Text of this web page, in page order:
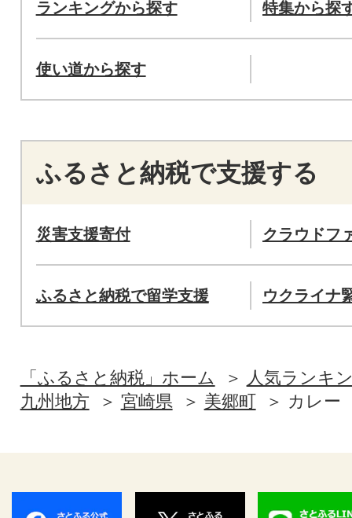
ランキングから探す 特集から探
使い道から探す
ふるさと納税で支援する
災害支援寄付 クラウドフ
ふるさと納税で留学支援 ウクライナ
「ふるさと納税」ホーム
人気ランキ
九州地方
宮崎県 美郷町 カレー